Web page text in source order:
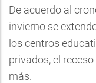
De acuerdo al
invierno se
los centros
privados, el
más.